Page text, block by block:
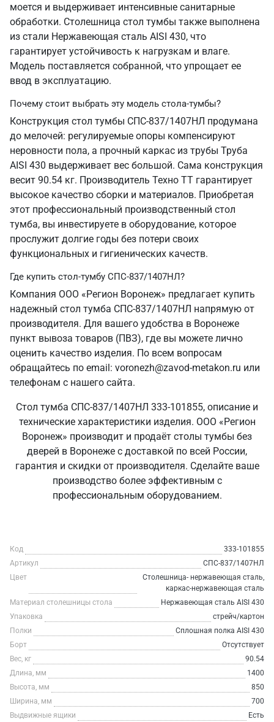
моется и выдерживает интенсивные санитарные
обработки. Столешница стол тумбы также выполнена
из стали Нержавеющая сталь AISI 430, что
гарантирует устойчивость к нагрузкам и влаге.
Модель поставляется собранной, что упрощает ее
ввод в эксплуатацию.
Почему стоит выбрать эту модель стола-тумбы?
Конструкция стол тумбы СПС-837/1407НЛ продумана
до мелочей: регулируемые опоры компенсируют
неровности пола, а прочный каркас из трубы Труба
AISI 430 выдерживает вес большой. Сама конструкция
весит 90.54 кг. Производитель Техно ТТ гарантирует
высокое качество сборки и материалов. Приобретая
этот профессиональный производственный стол
тумба, вы инвестируете в оборудование, которое
прослужит долгие годы без потери своих
функциональных и гигиенических качеств.
Где купить стол-тумбу СПС-837/1407НЛ?
Компания ООО «Регион Воронеж» предлагает купить
надежный стол тумба СПС-837/1407НЛ напрямую от
производителя. Для вашего удобства в Воронеже
пункт вывоза товаров (ПВЗ), где вы можете лично
оценить качество изделия. По всем вопросам
обращайтесь по email: voronezh@zavod-metakon.ru или
телефонам с нашего сайта.
Стол тумба СПС-837/1407НЛ 333-101855, описание и
технические характеристики изделия. ООО «Регион
Воронеж» производит и продаёт столы тумбы без
дверей в Воронеже с доставкой по всей России,
гарантия и скидки от производителя. Сделайте ваше
производство более эффективным с
профессиональным оборудованием.
Код
333-101855
Артикул
СПС-837/1407НЛ
Цвет
Столешница- нержавеющая сталь,
каркас-нержавеющая сталь
Материал столешницы стола
Нержавеющая сталь AISI 430
Упаковка
стрейч/картон
Полки
Сплошная полка AISI 430
Борт
Отсутствует
Вес, кг
90.54
Длина, мм
1400
Высота, мм
850
Ширина, мм
700
Выдвижные ящики
Есть